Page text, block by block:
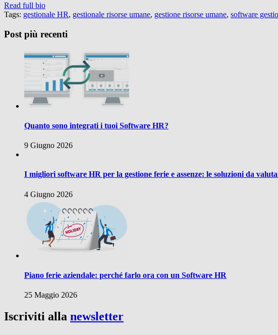
Read full bio
Tags: gestionale HR, gestionale risorse umane, gestione risorse umane, software
Post più recenti
Quanto sono integrati i tuoi Software HR?
9 Giugno 2026
I migliori software HR per la gestione ferie e assenze: le soluzioni da
4 Giugno 2026
Piano ferie aziendale: perché farlo ora con un Software HR
25 Maggio 2026
Iscriviti alla newsletter